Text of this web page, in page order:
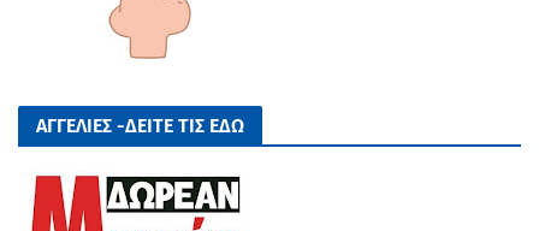
ΑΓΓΕΛΙΕΣ -ΔΕΙΤΕ ΤΙΣ ΕΔΩ